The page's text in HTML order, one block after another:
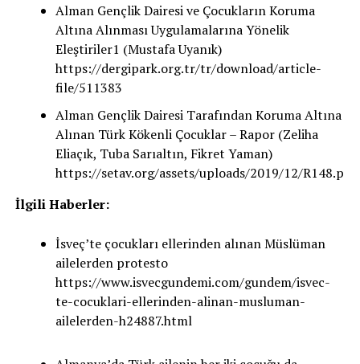
Alman Gençlik Dairesi ve Çocukların Koruma
Altına Alınması Uygulamalarına Yönelik
Eleştiriler1 (Mustafa Uyanık)
https://dergipark.org.tr/tr/download/article-
file/511383
Alman Gençlik Dairesi Tarafından Koruma Altına
Alınan Türk Kökenli Çocuklar – Rapor (Zeliha
Eliaçık, Tuba Sarıaltın, Fikret Yaman)
https://setav.org/assets/uploads/2019/12/R148.pdf
İlgili Haberler:
İsveç’te çocukları ellerinden alınan Müslüman
ailelerden protesto
https://www.isvecgundemi.com/gundem/isvec-
te-cocuklari-ellerinden-alinan-musluman-
ailelerden-h24887.html